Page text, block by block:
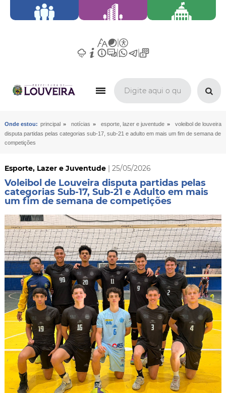
Onde estou: principal » notícias » esporte, lazer e juventude »
voleibol de louveira
disputa partidas pelas categorias sub-17, sub-21 e adulto em mais um fim de semana de
competições
Esporte, Lazer e Juventude| 25/05/2026
Voleibol de Louveira disputa partidas pelas
categorias Sub-17, Sub-21 e Adulto em mais
um fim de semana de competições